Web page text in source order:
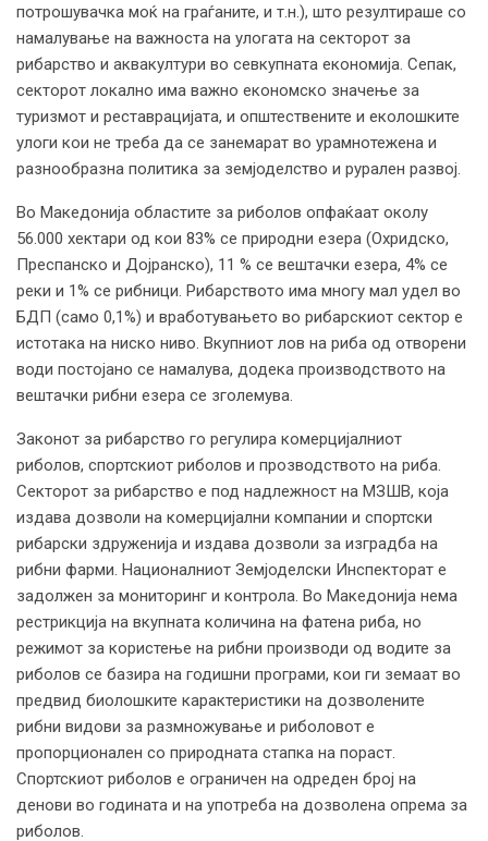
потрошувачка моќ на граѓаните, и т.н.), што резултираше со
намалување на важноста на улогата на секторот за
рибарство и аквакултури во севкупната економија. Сепак,
секторот локално има важно економско значење за
туризмот и реставрацијата, и општествените и еколошките
улоги кои не треба да се занемарат во урамнотежена и
разнообразна политика за земјоделство и рурален развој.
Во Македонија областите за риболов опфаќаат околу
56.000 хектари од кои 83% се природни езера (Охридско,
Преспанско и Дојранско), 11 % се вештачки езера, 4% се
реки и 1% се рибници. Рибарството има многу мал удел во
БДП (само 0,1%) и вработувањето во рибарскиот сектор е
истотака на ниско ниво. Вкупниот лов на риба од отворени
води постојано се намалува, додека производството на
вештачки рибни езера се зголемува.
Законот за рибарство го регулира комерцијалниот
риболов, спортскиот риболов и прозводството на риба.
Секторот за рибарство е под надлежност на МЗШВ, која
издава дозволи на комерцијални компании и спортски
рибарски здруженија и издава дозволи за изградба на
рибни фарми. Националниот Земјоделски Инспекторат е
задолжен за мониторинг и контрола. Во Македонија нема
рестрикција на вкупната количина на фатена риба, но
режимот за користење на рибни производи од водите за
риболов се базира на годишни програми, кои ги земаат во
предвид биолошките карактеристики на дозволените
рибни видови за размножување и риболовот е
пропорционален со природната стапка на пораст.
Спортскиот риболов е ограничен на одреден број на
денови во годината и на употреба на дозволена опрема за
риболов.